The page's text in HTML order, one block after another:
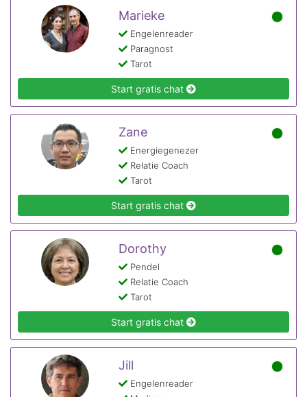
Marieke
Engelenreader
Paragnost
Tarot
Start gratis chat
Zane
Energiegenezer
Relatie Coach
Tarot
Start gratis chat
Dorothy
Pendel
Relatie Coach
Tarot
Start gratis chat
Jill
Engelenreader